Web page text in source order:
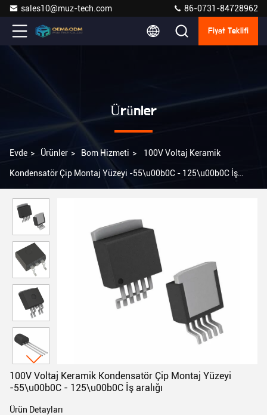
sales10@muz-tech.com 86-0731-84728962
Fiyat Teklifi
Ürünler
Evde > Ürünler > Bom Hizmeti > 100V Voltaj Keramik
Kondensatör Çip Montaj Yüzeyi -55\u00b0C - 125\u00b0C İş
100V Voltaj Keramik Kondensatör Çip Montaj Yüzeyi
-55\u00b0C - 125\u00b0C İş aralığı
Ürün Detayları